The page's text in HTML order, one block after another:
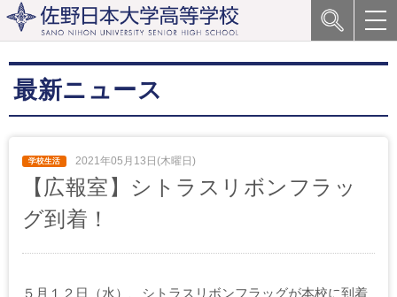
最新ニュース
2021年05月13日(木曜日)
【広報室】シトラスリボンフラッ
グ到着！
５月１２日（水）、シトラスリボンフラッグが本校に到着